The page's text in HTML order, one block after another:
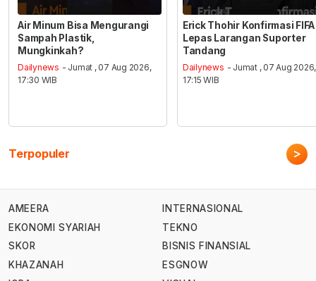
Air Minum Bisa Mengurangi
Sampah Plastik,
Mungkinkah?
Dailynews - Jumat , 07 Aug 2026,
17:30 WIB
Erick Thohir Konfirmasi FIFA
Lepas Larangan Suporter
Tandang
Dailynews - Jumat , 07 Aug 2026,
17:15 WIB
Terpopuler >
AMEERA
EKONOMI SYARIAH
SKOR
KHAZANAH
INTERNASIONAL
TEKNO
BISNIS FINANSIAL
ESGNOW